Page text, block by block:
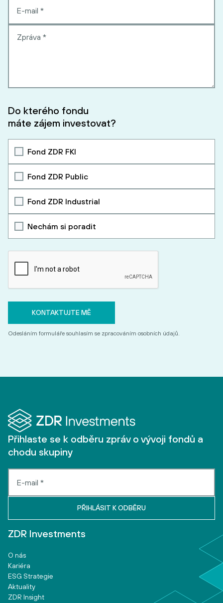
Do kterého fondu
máte zájem investovat?
Fond ZDR FKI
Fond ZDR Public
Fond ZDR Industrial
Nechám si poradit
Odesláním formuláře souhlasím se zpracováním osobních údajů.
Přihlaste se k odběru zpráv o vývoji fondů a
chodu skupiny
ZDR Investments
O nás
Kariéra
ESG Strategie
Aktuality
ZDR Insight